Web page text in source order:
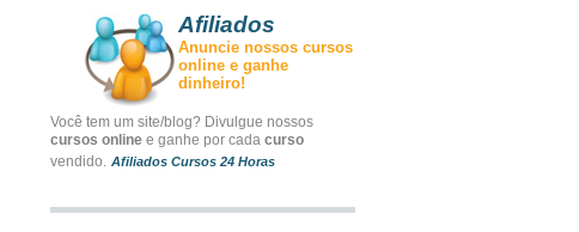
Afiliados
Anuncie nossos cursos
online e ganhe
dinheiro!
Você tem um site/blog? Divulgue nossos
cursos online e ganhe por cada curso
vendido. Afiliados Cursos 24 Horas